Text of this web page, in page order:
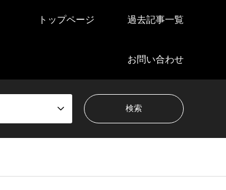
トップページ 過去記事一覧
お問い合わせ